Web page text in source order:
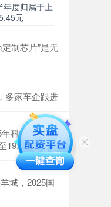
年度归属于上
元
制芯片”是无
多家车企跟进
科技创新公
19:00
城，2025国